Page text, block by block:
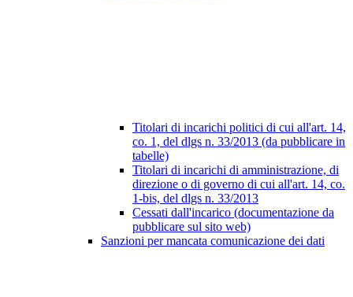
Titolari di incarichi politici di cui all'art. 14,
co. 1, del dlgs n. 33/2013 (da pubblicare in
tabelle)
Titolari di incarichi di amministrazione, di
direzione o di governo di cui all'art. 14, co.
1-bis, del dlgs n. 33/2013
Cessati dall'incarico (documentazione da
pubblicare sul sito web)
Sanzioni per mancata comunicazione dei dati